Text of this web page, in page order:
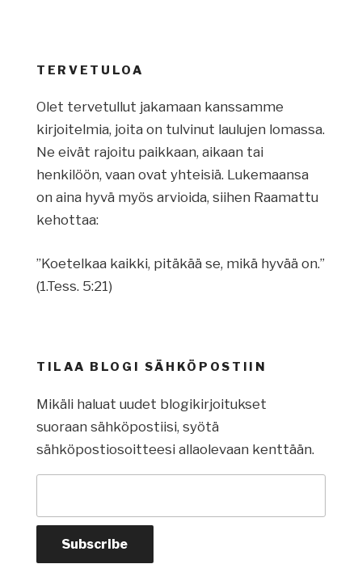
TERVETULOA
Olet tervetullut jakamaan kanssamme
kirjoitelmia, joita on tulvinut laulujen lomassa.
Ne eivät rajoitu paikkaan, aikaan tai
henkilöön, vaan ovat yhteisiä. Lukemaansa
on aina hyvä myös arvioida, siihen Raamattu
kehottaa:
”Koetelkaa kaikki, pitäkää se, mikä hyvää on.”
(1.Tess. 5:21)
TILAA BLOGI SÄHKÖPOSTIIN
Mikäli haluat uudet blogikirjoitukset
suoraan sähköpostiisi, syötä
sähköpostiosoitteesi allaolevaan kenttään.